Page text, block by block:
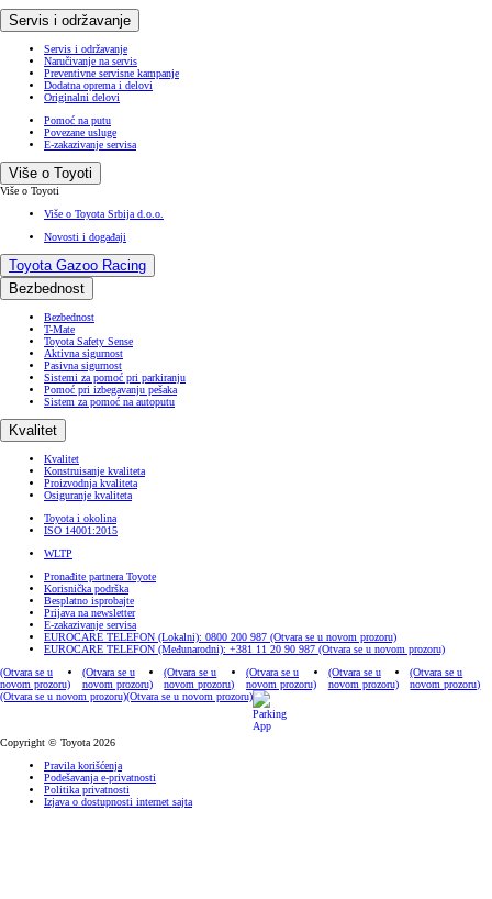
Servis i održavanje
Servis i održavanje
Naručivanje na servis
Preventivne servisne kampanje
Dodatna oprema i delovi
Originalni delovi
Pomoć na putu
Povezane usluge
E-zakazivanje servisa
Više o Toyoti
Više o Toyoti
Više o Toyota Srbija d.o.o.
Novosti i događaji
Toyota Gazoo Racing
Bezbednost
Bezbednost
T-Mate
Toyota Safety Sense
Aktivna sigurnost
Pasivna sigurnost
Sistemi za pomoć pri parkiranju
Pomoć pri izbegavanju pešaka
Sistem za pomoć na autoputu
Kvalitet
Kvalitet
Konstruisanje kvaliteta
Proizvodnja kvaliteta
Osiguranje kvaliteta
Toyota i okolina
ISO 14001:2015
WLTP
Pronađite partnera Toyote
Korisnička podrška
Besplatno isprobajte
Prijava na newsletter
E-zakazivanje servisa
EUROCARE TELEFON (Lokalni): 0800 200 987 (Otvara se u novom prozoru)
EUROCARE TELEFON (Međunarodni): +381 11 20 90 987 (Otvara se u novom prozoru)
(Otvara se u
novom prozoru)
(Otvara se u
novom prozoru)
(Otvara se u
novom prozoru)
(Otvara se u
novom prozoru)
(Otvara se u
novom prozoru)
(Otvara se u
novom prozoru)
(Otvara se u novom prozoru)(Otvara se u novom prozoru)
Copyright © Toyota 2026
Pravila korišćenja
Podešavanja e-privatnosti
Politika privatnosti
Izjava o dostupnosti internet sajta